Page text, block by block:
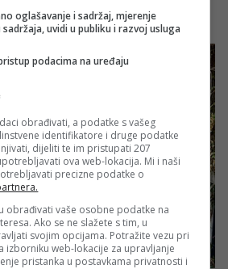
oglašavanje i sadržaj, mjerenje
uvidi u publiku i razvoj usluga
podacima na uređaju
obrađivati, a podatke s vašeg
identifikatore i druge podatke
dijeliti te im pristupati 207
ova web-lokacija. Mi i naši
precizne podatke o
obrađivati vaše osobne podatke na
Ako se ne slažete s tim, u
svojim opcijama. Potražite vezu pri
izborniku web-lokacije za upravljanje
pristanka u postavkama privatnosti i